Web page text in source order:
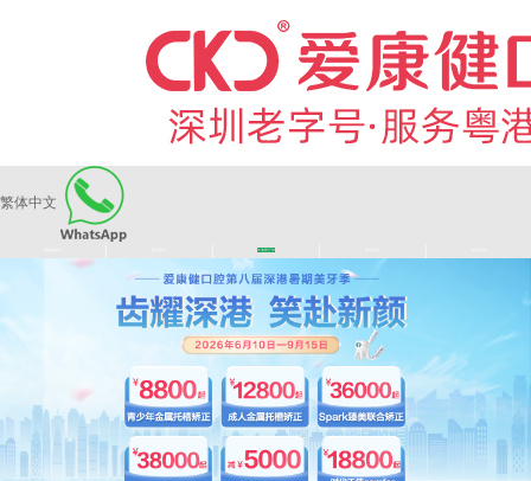
繁体中文
长者医疗券